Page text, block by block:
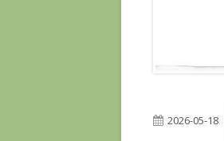
Published
2026-05-18